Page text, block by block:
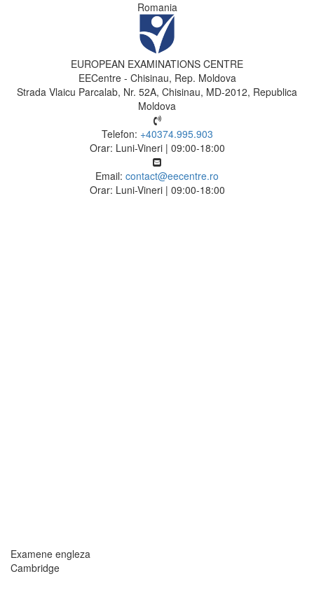
Romania
EUROPEAN EXAMINATIONS CENTRE
EECentre - Chisinau, Rep. Moldova
Strada Vlaicu Parcalab, Nr. 52A, Chisinau, MD-2012, Republica
Moldova
Telefon: +40374.995.903
Orar: Luni-Vineri | 09:00-18:00
Email: contact@eecentre.ro
Orar: Luni-Vineri | 09:00-18:00
Examene engleza
Cambridge